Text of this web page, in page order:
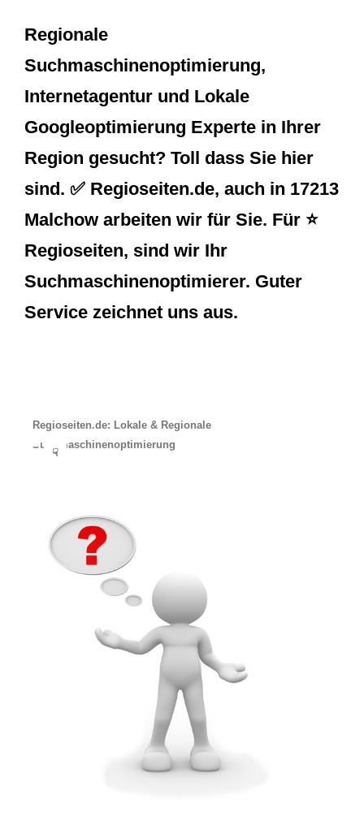
Regionale
Suchmaschinenoptimierung,
Internetagentur und Lokale
Googleoptimierung Experte in Ihrer
Region gesucht? Toll dass Sie hier
sind. ✅ Regioseiten.de, auch in 17213
Malchow arbeiten wir für Sie. Für ⭐
Regioseiten, sind wir Ihr
Suchmaschinenoptimierer. Guter
Service zeichnet uns aus.
Regioseiten.de: Lokale & Regionale
Suchmaschinenoptimierung
☟